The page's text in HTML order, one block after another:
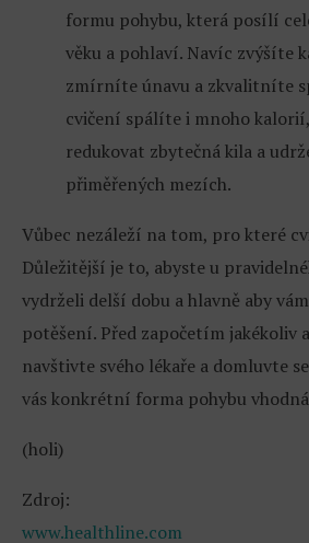
formu pohybu, která posílí
věku a pohlaví. Navíc zvýšíte
zmírníte únavu a zkvalitníte
cvičení spálíte i mnoho
redukovat zbytečná kila a
přiměřených mezích.
Vůbec nezáleží na tom, pro které
Důležitější je to, abyste u
vydrželi delší dobu a hlavně aby
potěšení. Před započetím jakékoliv
navštivte svého lékaře a domluvte
vás konkrétní forma pohybu
(holi)
Zdroj:
www.healthline.com